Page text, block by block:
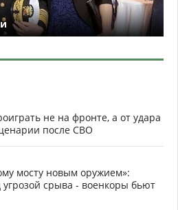
не на фронте, а от удара
после СВО
мосту новым оружием»:
срыва - военкоры бьют